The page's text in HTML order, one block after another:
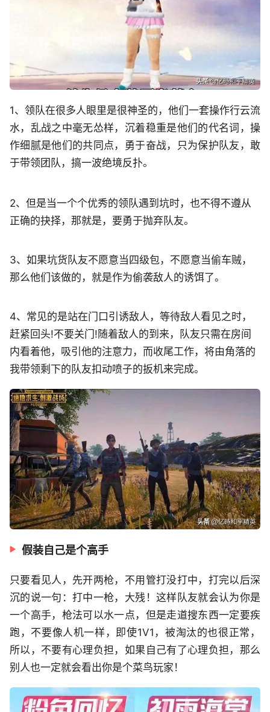
1、领队在很多人眼里是很神圣的，他们一套操作行云流
水，乱战之中毫无怂样，沉着稳重是他们的代名词，操
作细腻是他们的共同点，勇于奋战，只为保护队友，敢
于带领团队，搞一波绝境反扑。
2、但是当一个个优秀的领队遇到坑时，也不得不遵从
正确的抉择，那就是，要勇于抛弃队友。
3、如果坑货队友不愿意当四级包，不愿意当偷车贼，
那么他们该做的，就是作为偷袭敌人的诱饵了。
4、常见的是站在门口引诱敌人，等待敌人看见之时，
赶紧回头!不要关门!随着敌人的到来，队友只需在房间
内看着他，吸引他的注意力，而收尾工作，将由角落的
我带领剩下的队友扣动喷子的扳机来完成。
假装自己是个高手
只要看见人，先开两枪，不用管打没打中，打完以后深
沉的说一句：打中一枪，大残！这样队友就会认为你是
一个高手，枪法可以水一点，但是走道搜东西一定要疾
跑，不要像人机一样，即使1V1，被淘汰的也很正常，
所以，不要有心理负担，如果自己有了心理负担，那么
别人也一定就会看出你是个菜鸟玩家！